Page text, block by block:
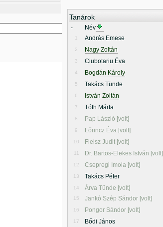
Tanárok
- Név
1 András Emese
2 Nagy Zoltán
3 Ciubotariu Éva
4 Bogdán Károly
5 Takács Tünde
6 István Zoltán
7 Tóth Márta
8 Pap László [volt]
9 Lőrincz Éva [volt]
10 Fleisz Judit [volt]
11 Dr. Bartos-Elekes István [volt]
12 Csepregi Imola [volt]
13 Takács Péter
14 Árva Tünde [volt]
15 Jankó Szép Sándor [volt]
16 Pongor Sándor [volt]
17 Bődi János